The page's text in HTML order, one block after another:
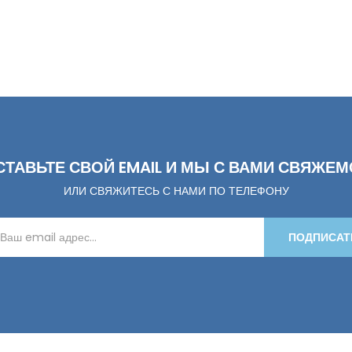
СВОЙ EMAIL И МЫ С ВАМИ
ИЛИ СВЯЖИТЕСЬ С НАМИ ПО ТЕЛЕФОНУ